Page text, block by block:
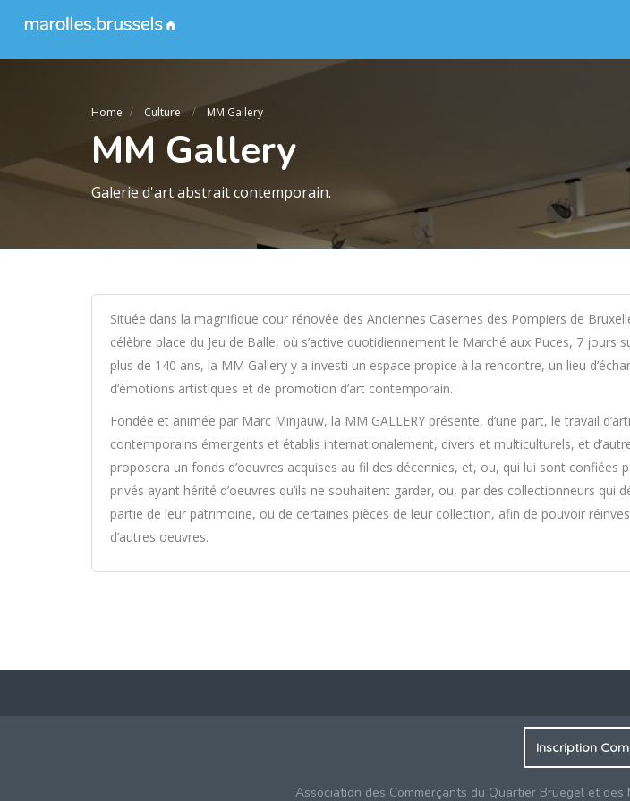
Home Culture MM Gallery
MM Gallery
Galerie d'art abstrait contemporain.
Située dans la magnifique cour rénovée des Anciennes Casernes des Pompiers de
célèbre place du Jeu de Balle, où s’active quotidiennement le Marché aux Puces, 7 jours
plus de 140 ans, la MM Gallery y a investi un espace propice à la rencontre, un lieu
d’émotions artistiques et de promotion d’art contemporain.
​Fondée et animée par Marc Minjauw, la MM GALLERY présente, d’une part, le travail
contemporains émergents et établis internationalement, divers et multiculturels, et
proposera un fonds d’oeuvres acquises au fil des décennies, et, ou, qui lui sont confiées
privés ayant hérité d’oeuvres qu’ils ne souhaitent garder, ou, par des collectionneurs qui
partie de leur patrimoine, ou de certaines pièces de leur collection, afin de pouvoir
d’autres oeuvres.
Inscription
Association des Commerçants du Quartier Bruegel et des